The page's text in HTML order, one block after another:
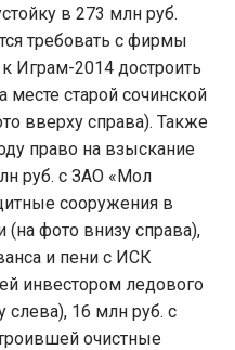
в 273 млн руб.
требовать с фирмы
Играм-2014 достроить
месте старой сочинской
вверху справа). Также
право на взыскание
руб. с ЗАО «Мол
сооружения в
фото внизу справа),
и пени с ИСК
инвестором ледового
слева), 16 млн руб. с
очистные